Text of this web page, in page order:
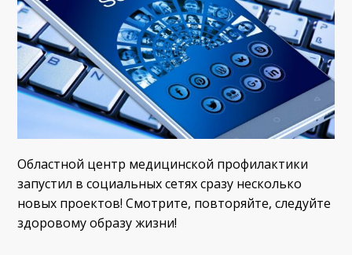
Областной центр медицинской профилактики
запустил в социальных сетях сразу несколько
новых проектов! Смотрите, повторяйте, следуйте
здоровому образу жизни!